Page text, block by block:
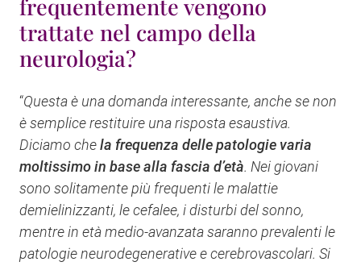
frequentemente vengono
trattate nel campo della
neurologia?
“Questa è una domanda interessante, anche se non
è semplice restituire una risposta esaustiva.
Diciamo chela frequenza delle patologie varia
moltissimo in base alla fascia d’età. Nei giovani
sono solitamente più frequenti le malattie
demielinizzanti, le cefalee, i disturbi del sonno,
mentre in età medio-avanzata saranno prevalenti le
patologie neurodegenerative e cerebrovascolari. Si